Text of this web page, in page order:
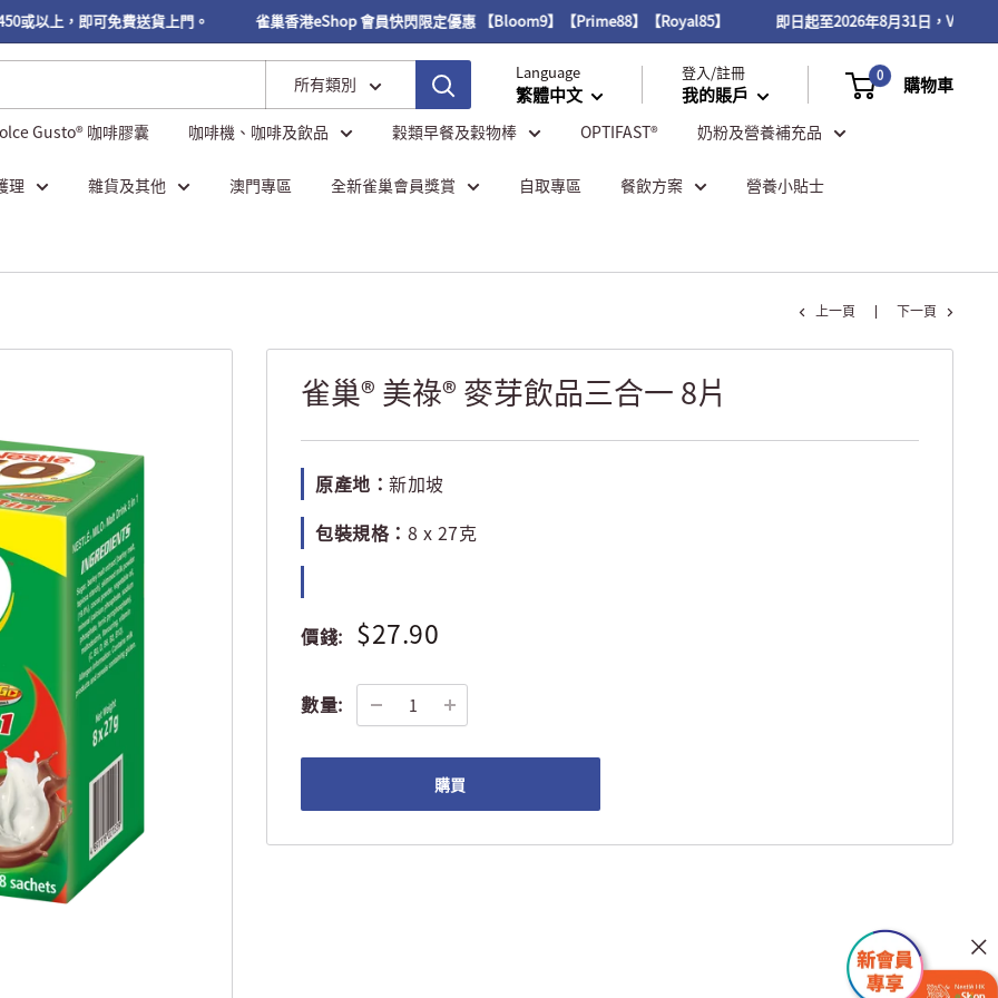
以上，即可免費送貨上門。 雀巢香港eShop 會員快閃限定優惠 【Bloom9】【Prime88】【Royal85】 即日起至2026年8月31日，VITAL
所有類別
Language
繁體中文
登入/註冊
我的賬戶
0 購物車
Gusto® 咖啡膠囊 咖啡機、咖啡及飲品 穀類早餐及穀物棒 OPTIFAST® 奶粉及營養補充品
理 雜貨及其他 澳門專區 全新雀巢會員獎賞 自取專區 餐飲方案 營養小貼士
上一頁 下一頁
雀巢® 美祿® 麥芽飲品三合一 8片
原產地： 新加坡
包裝規格： 8 x 27克
價錢: $27.90
數量:
購買